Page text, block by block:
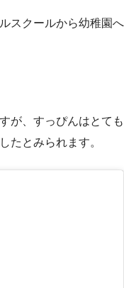
スクールから幼稚園へ
が、すっぴんはとても
たとみられます。